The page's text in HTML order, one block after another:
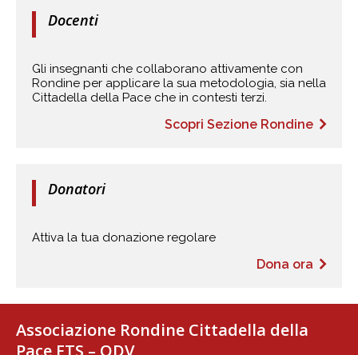
Docenti
Gli insegnanti che collaborano attivamente con
Rondine per applicare la sua metodologia, sia nella
Cittadella della Pace che in contesti terzi.
Scopri Sezione Rondine
Donatori
Attiva la tua donazione regolare
Dona ora
Associazione Rondine Cittadella della
Pace ETS – ODV